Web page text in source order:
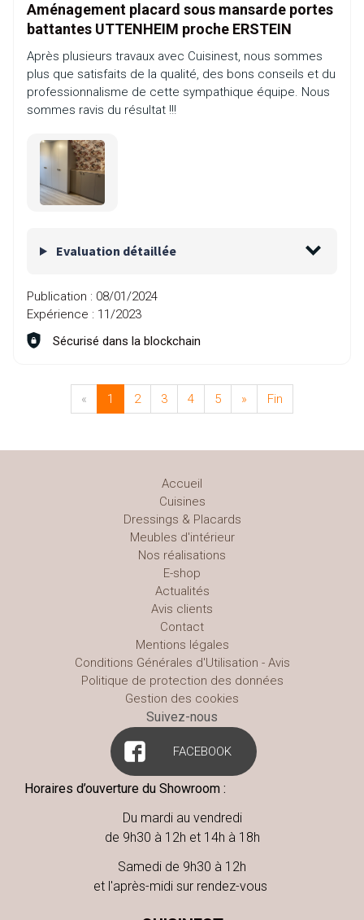
Aménagement placard sous mansarde portes
battantes UTTENHEIM proche ERSTEIN
Après plusieurs travaux avec Cuisinest, nous sommes
plus que satisfaits de la qualité, des bons conseils et du
professionnalisme de cette sympathique équipe. Nous
sommes ravis du résultat !!!
Evaluation détaillée
Publication : 08/01/2024
Expérience : 11/2023
Sécurisé dans la blockchain
« 1 2 3 4 5 » Fin
Accueil
Cuisines
Dressings & Placards
Meubles d'intérieur
Nos réalisations
E-shop
Actualités
Avis clients
Contact
Mentions légales
Conditions Générales d'Utilisation - Avis
Politique de protection des données
Gestion des cookies
Suivez-nous
FACEBOOK
Horaires d’ouverture du Showroom :
Du mardi au vendredi
de 9h30 à 12h et 14h à 18h
Samedi de 9h30 à 12h
et l'après-midi sur rendez-vous